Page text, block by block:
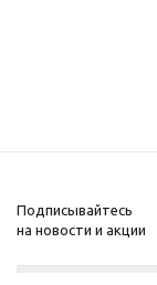
Подписывайтесь
на новости и акции